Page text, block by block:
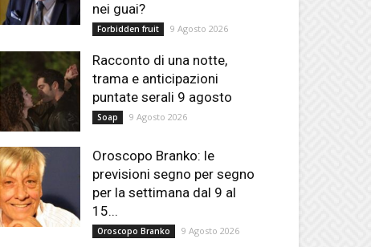
nei guai?
Forbidden fruit 9 Agosto 2026
Racconto di una notte,
trama e anticipazioni
puntate serali 9 agosto
Soap 9 Agosto 2026
Oroscopo Branko: le
previsioni segno per segno
per la settimana dal 9 al
15...
Oroscopo Branko 9 Agosto 2026